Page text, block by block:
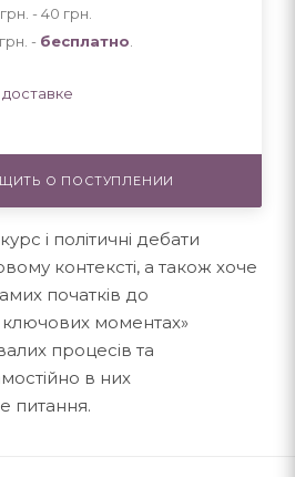
- 40 грн
- бесплатно
О ПОСТУПЛЕНИИ
і політичні дебати
контексті, а також хоче
початків до
ключових моментах»
процесів та
в них
питання.